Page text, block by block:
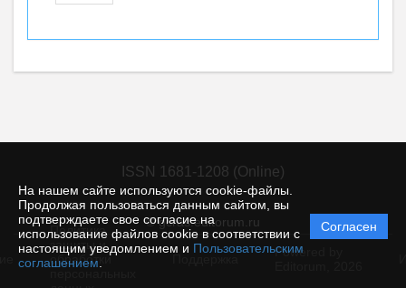
На нашем сайте используются cookie-файлы.
Продолжая пользоваться данным сайтом, вы
подтверждаете свое согласие на
использование файлов cookie в соответствии с
настоящим уведомлением и Пользовательским
соглашением
Согласен
ISSN 1681-1208 (Online)
© gcras.editorum.ru
Политика
защиты и
обработки
Powered by